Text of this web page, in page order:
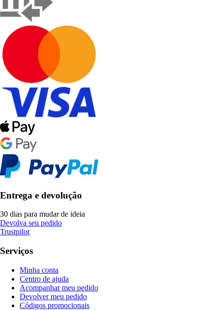
Entrega e devolução
30 dias para mudar de ideia
Devolva seu pedido
Trustpilot
Serviços
Minha conta
Centro de ajuda
Acompanhar meu pedido
Devolver meu pedido
Códigos promocionais